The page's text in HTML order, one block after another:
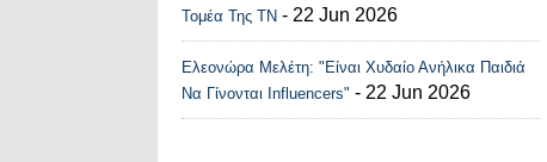
Τομέα Της ΤΝ - 22 Jun 2026
Ελεονώρα Μελέτη: "Είναι Χυδαίο Ανήλικα Παιδιά
Να Γίνονται Influencers" - 22 Jun 2026